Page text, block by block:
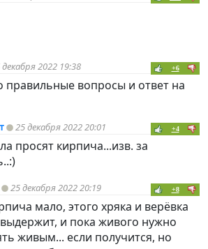
декабря 2022 19:38 +6
правильные вопросы и ответ на
25 декабря 2022 20:01 +4
просят кирпича...изв. за
25 декабря 2022 20:19 +8
мало, этого хряка и верёвка
и пока живого нужно
живым... если получится, но